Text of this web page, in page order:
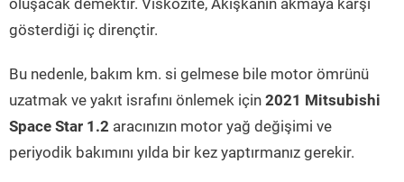
oluşacak demektir. Viskozite, Akışkanın akmaya karşı
gösterdiği iç dirençtir.
Bu nedenle, bakım km. si gelmese bile motor ömrünü
uzatmak ve yakıt israfını önlemek için 2021 Mitsubishi
Space Star 1.2 aracınızın motor yağ değişimi ve
periyodik bakımını yılda bir kez yaptırmanız gerekir.